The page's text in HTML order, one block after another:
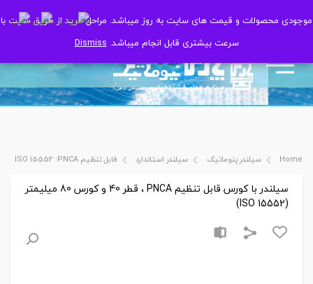
موجودی محصولات و قیمت های سایت به روز میباشد. مراحل خرید از طریق سایت با
سرعت بیشتری قابل انجام میباشد.Dismiss
موجودی محصولات و قیمت های سایت به روز میباشد. مراحل خرید از طریق سایت با
سرعت بیشتری قابل انجام میباشد.Dismiss
Home سیلندر پنوماتیک سیلندر استاندارد قابل تنظیم ISO 15552 :PNCA
سیلندر با کورس قابل تنظیم PNCA ، قطر 40 و کورس 80 میلیمتر
(ISO 15552)